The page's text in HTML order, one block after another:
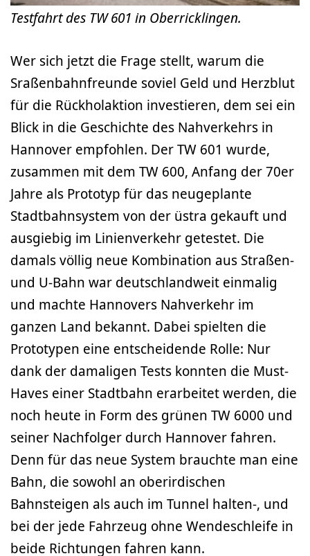
Testfahrt des TW 601 in Oberricklingen.
Wer sich jetzt die Frage stellt, warum die
Sraßenbahnfreunde soviel Geld und Herzblut
für die Rückholaktion investieren, dem sei ein
Blick in die Geschichte des Nahverkehrs in
Hannover empfohlen. Der TW 601 wurde,
zusammen mit dem TW 600, Anfang der 70er
Jahre als Prototyp für das neugeplante
Stadtbahnsystem von der üstra gekauft und
ausgiebig im Linienverkehr getestet. Die
damals völlig neue Kombination aus Straßen-
und U-Bahn war deutschlandweit einmalig
und machte Hannovers Nahverkehr im
ganzen Land bekannt. Dabei spielten die
Prototypen eine entscheidende Rolle: Nur
dank der damaligen Tests konnten die Must-
Haves einer Stadtbahn erarbeitet werden, die
noch heute in Form des grünen TW 6000 und
seiner Nachfolger durch Hannover fahren.
Denn für das neue System brauchte man eine
Bahn, die sowohl an oberirdischen
Bahnsteigen als auch im Tunnel halten-, und
bei der jede Fahrzeug ohne Wendeschleife in
beide Richtungen fahren kann.